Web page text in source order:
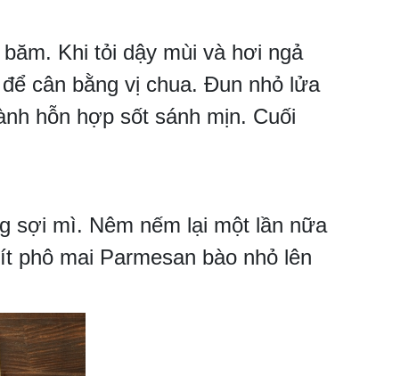
Khi tỏi dậy mùi và hơi ngả
cân bằng vị chua. Đun nhỏ lửa
hỗn hợp sốt sánh mịn. Cuối
sợi mì. Nêm nếm lại một lần nữa
phô mai Parmesan bào nhỏ lên